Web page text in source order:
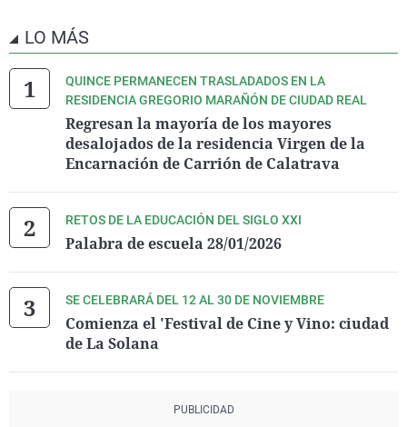
LO MÁS
QUINCE PERMANECEN TRASLADADOS EN LA
RESIDENCIA GREGORIO MARAÑÓN DE CIUDAD REAL
Regresan la mayoría de los mayores
desalojados de la residencia Virgen de la
Encarnación de Carrión de Calatrava
RETOS DE LA EDUCACIÓN DEL SIGLO XXI
Palabra de escuela 28/01/2026
SE CELEBRARÁ DEL 12 AL 30 DE NOVIEMBRE
Comienza el 'Festival de Cine y Vino: ciudad
de La Solana